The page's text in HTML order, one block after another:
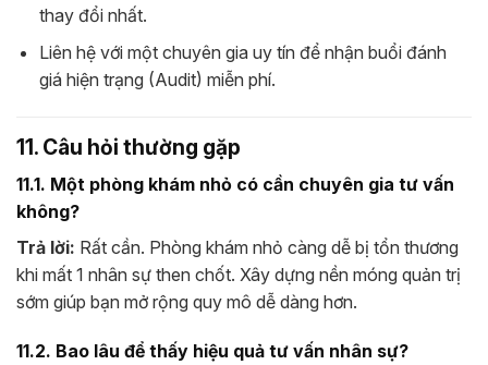
thay đổi nhất.
Liên hệ với một chuyên gia uy tín để nhận buổi đánh
giá hiện trạng (Audit) miễn phí.
11. Câu hỏi thường gặp
11.1. Một phòng khám nhỏ có cần chuyên gia tư vấn
không?
Trả lời: Rất cần. Phòng khám nhỏ càng dễ bị tổn thương
khi mất 1 nhân sự then chốt. Xây dựng nền móng quản trị
sớm giúp bạn mở rộng quy mô dễ dàng hơn.
11.2. Bao lâu để thấy hiệu quả tư vấn nhân sự?